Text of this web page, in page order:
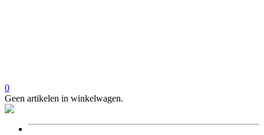
0
Geen artikelen in winkelwagen.